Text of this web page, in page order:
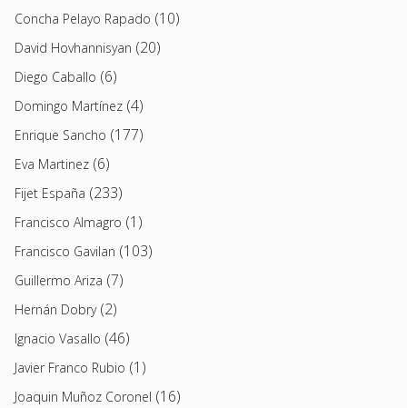
Concha Pelayo Rapado (10)
David Hovhannisyan (20)
Diego Caballo (6)
Domingo Martínez (4)
Enrique Sancho (177)
Eva Martinez (6)
Fijet España (233)
Francisco Almagro (1)
Francisco Gavilan (103)
Guillermo Ariza (7)
Hernán Dobry(2)
Ignacio Vasallo (46)
Javier Franco Rubio (1)
Joaquin Muñoz Coronel (16)